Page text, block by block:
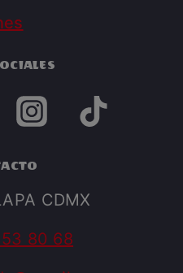
CDMX
80 68